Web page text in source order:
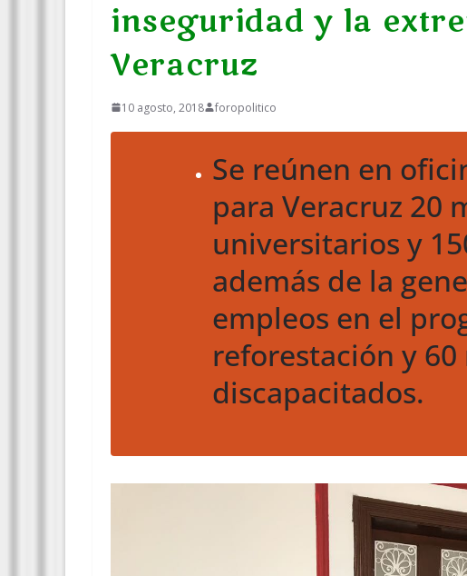
inseguridad y la
Veracruz
10 agosto, 2018 foropolitico
Se reúnen en
para Veracruz 20
universitarios y
además de la
empleos en el
reforestación y
discapacitados.